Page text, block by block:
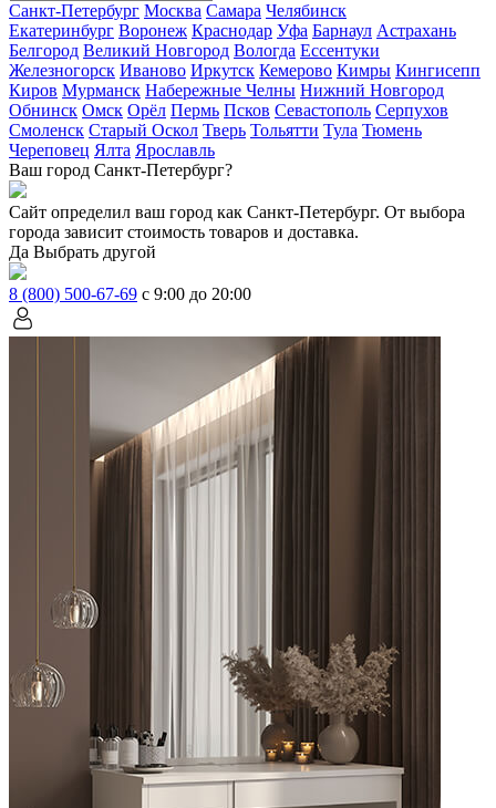
Санкт-Петербург Москва Самара Челябинск
Екатеринбург Воронеж Краснодар Уфа Барнаул Астрахань
Белгород Великий Новгород Вологда Ессентуки
Железногорск Иваново Иркутск Кемерово Кимры Кингисепп
Киров Мурманск Набережные Челны Нижний Новгород
Обнинск Омск Орёл Пермь Псков Севастополь Серпухов
Смоленск Старый Оскол Тверь Тольятти Тула Тюмень
Череповец Ялта Ярославль
Ваш город Санкт-Петербург?
Сайт определил ваш город как Санкт-Петербург. От выбора
города зависит стоимость товаров и доставка.
Да Выбрать другой
8 (800) 500-67-69 с 9:00 до 20:00